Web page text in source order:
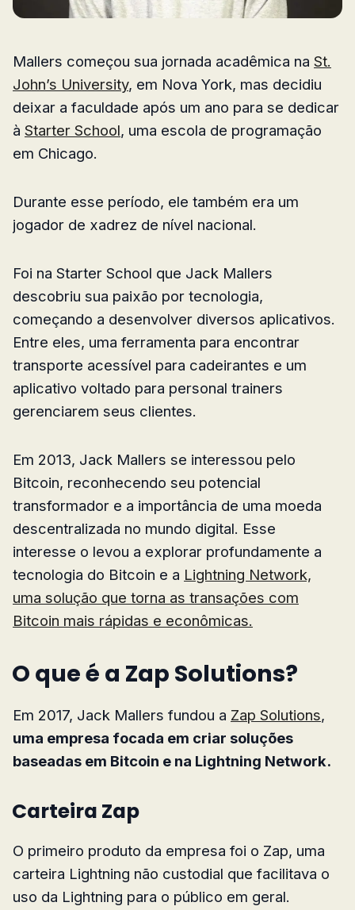
Mallers começou sua jornada acadêmica na St.
John’s University, em Nova York, mas decidiu
deixar a faculdade após um ano para se dedicar
à Starter School, uma escola de programação
em Chicago.
Durante esse período, ele também era um
jogador de xadrez de nível nacional.
Foi na Starter School que Jack Mallers
descobriu sua paixão por tecnologia,
começando a desenvolver diversos aplicativos.
Entre eles, uma ferramenta para encontrar
transporte acessível para cadeirantes e um
aplicativo voltado para personal trainers
gerenciarem seus clientes.
Em 2013, Jack Mallers se interessou pelo
Bitcoin, reconhecendo seu potencial
transformador e a importância de uma moeda
descentralizada no mundo digital. Esse
interesse o levou a explorar profundamente a
tecnologia do Bitcoin e a Lightning Network,
uma solução que torna as transações com
Bitcoin mais rápidas e econômicas.
O que é a Zap Solutions?
Em 2017, Jack Mallers fundou a Zap Solutions,
uma empresa focada em criar soluções
baseadas em Bitcoin e na Lightning Network.
Carteira Zap
O primeiro produto da empresa foi o Zap, uma
carteira Lightning não custodial que facilitava o
uso da Lightning para o público em geral.